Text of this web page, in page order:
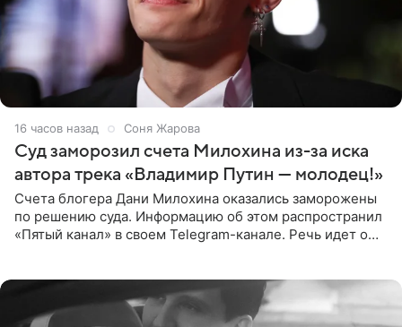
16 часов назад Соня Жарова
Суд заморозил счета Милохина из-за иска
автора трека «Владимир Путин — молодец!»
Счета блогера Дани Милохина оказались заморожены
по решению суда. Информацию об этом распространил
«Пятый канал» в своем Telegram-канале. Речь идет о